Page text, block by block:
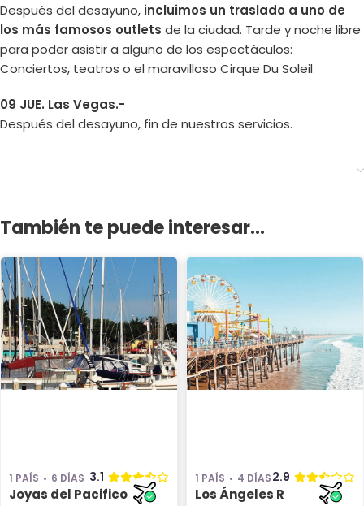
Después del desayuno, incluimos un traslado a uno de
los más famosos outlets de la ciudad. Tarde y noche libre
para poder asistir a alguno de los espectáculos:
Conciertos, teatros o el maravilloso Cirque Du Soleil
09 JUE. Las Vegas.-
Después del desayuno, fin de nuestros servicios.
También te puede interesar...
1 PAÍS 6 DÍAS 3.1
Joyas del Pacifico
1 PAÍS 4 DÍAS2.9
Los Ángeles R